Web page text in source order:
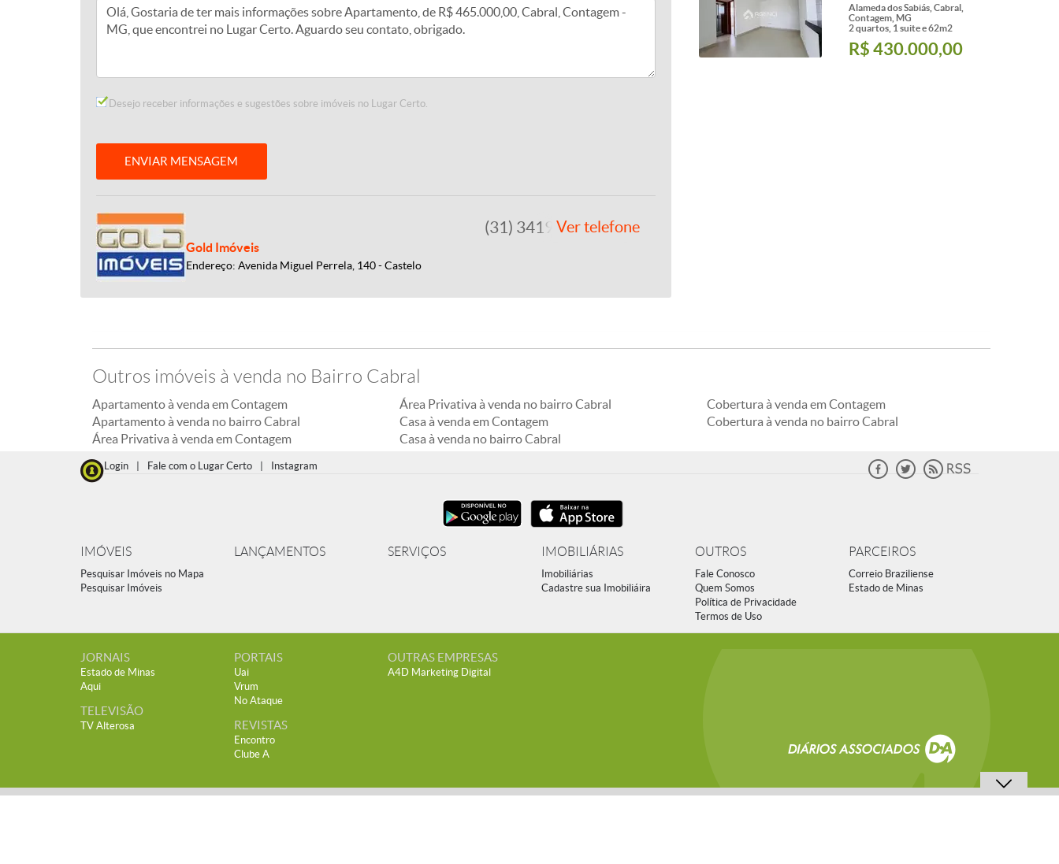
Desejo receber informações e sugestões sobre imóveis no Lugar Certo.
ENVIAR MENSAGEM
Gold Imóveis
Endereço: Avenida Miguel Perrela, 140 - Castelo
(31) 3419-0202Ver telefone
Alameda dos Sabiás, Cabral,
Contagem, MG
2 quartos, 1 suite e 62m2
R$ 430.000,00
Outros imóveis à venda no Bairro Cabral
Apartamento à venda em Contagem
Apartamento à venda no bairro Cabral
Área Privativa à venda em Contagem
Área Privativa à venda no bairro Cabral
Casa à venda em Contagem
Casa à venda no bairro Cabral
Cobertura à venda em Contagem
Cobertura à venda no bairro Cabral
Login Fale com o Lugar Certo Instagram
IMÓVEIS
Pesquisar Imóveis no Mapa
Pesquisar Imóveis
LANÇAMENTOS SERVIÇOS IMOBILIÁRIAS
Imobiliárias
Cadastre sua Imobiliáira
OUTROS
Fale Conosco
Quem Somos
Política de Privacidade
Termos de Uso
PARCEIROS
Correio Braziliense
Estado de Minas
JORNAIS
Estado de Minas
Aqui
TELEVISÃO
TV Alterosa
PORTAIS
Uai
Vrum
No Ataque
REVISTAS
Encontro
Clube A
OUTRAS EMPRESAS
A4D Marketing Digital